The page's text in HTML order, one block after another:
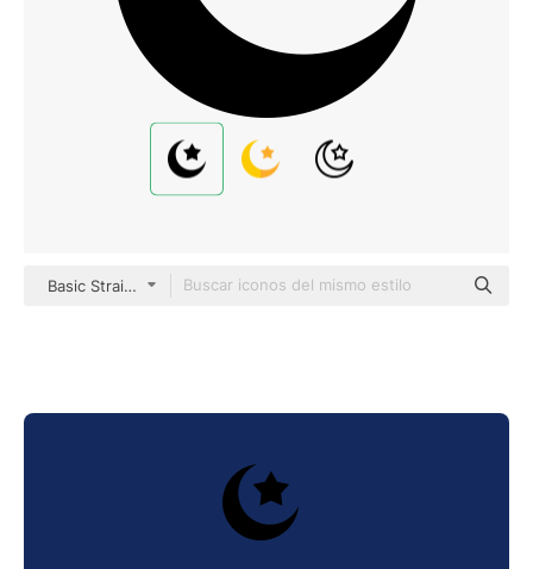
Basic Straight Filled